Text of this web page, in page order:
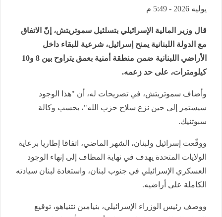
يوليه 2026 - 5:49 م
قال وزير المالية الإسرائيلي بتسلئيل سموتريتش، إنّ الاتفاق
مع الدولة اللبنانية يمنح إسرائيل، شرعية للبقاء داخل
الأراضي اللبنانية ضمن منطقة أمنية بعمق يتراوح بين 8 و10
كيلومترات، على حد زعمه.
وأضاف سموتريتش، في تصريحات له، أن "هذا الوجود
سيستمر إلى حين نزع سلاح حزب الله"، بحسب وكالة
سبوتنيك.
ووقّعت إسرائيل ولبنان، الشهر الماضي، اتفاقا إطاريا برعاية
الولايات المتحدة يهدف في نهاية المطاف إلى إنهاء الوجود
العسكري الإسرائيلي في جنوب لبنان، واستعادة لبنان سيادته
الكاملة على أراضيه.
ووصف رئيس الوزراء الإسرائيلي، بنيامين نتنياهو، توقيع